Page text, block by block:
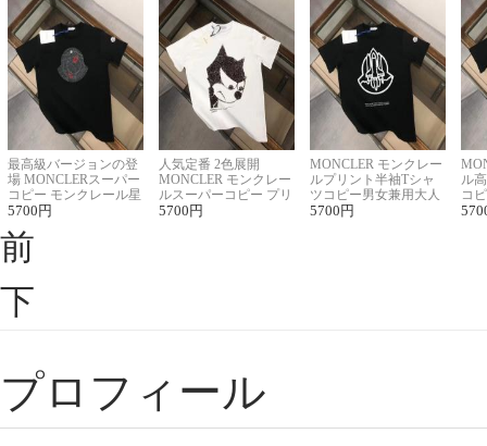
最高級バージョンの登
場 MONCLERスーパー
コピー モンクレール星
座半袖Tシャツ
5700 円
人気定番 2色展開
MONCLER モンクレー
ルスーパーコピー プリ
ント半袖Tシャツ
5700 円
MONCLER モンクレー
ルプリント半袖Tシャ
ツコピー男女兼用大人
可愛い春夏コーデ
5700 円
ル
コ
ィ
前
下
プロフィール